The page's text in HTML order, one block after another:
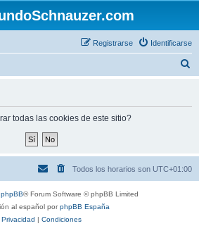
Identificarse
Registrarse
todas las cookies de este sitio?
Todos los horarios son UTC+01:00
phpBB® Forum Software © phpBB Limited
al español porphpBB España
Privacidad | Condiciones